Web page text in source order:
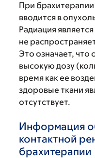
При
вводится в
Радиация
не
Это означает, что
высокую дозу
время как ее
здоровые ткани
отсутствует.
Информация
контактной
брахитерапии